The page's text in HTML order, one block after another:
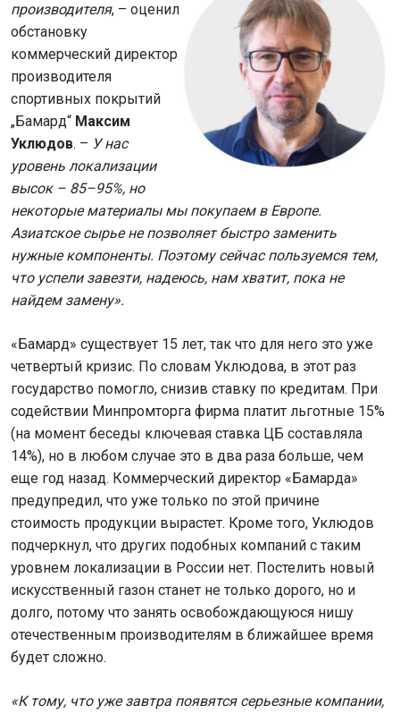
производителя, – оценил
обстановку
коммерческий директор
производителя
спортивных покрытий
„Бамард“ Максим
Уклюдов. – У нас
уровень локализации
высок – 85–95%, но
некоторые материалы мы покупаем в Европе.
Азиатское сырье не позволяет быстро заменить
нужные компоненты. Поэтому сейчас пользуемся тем,
что успели завезти, надеюсь, нам хватит, пока не
найдем замену».
«Бамард» существует 15 лет, так что для него это уже
четвертый кризис. По словам Уклюдова, в этот раз
государство помогло, снизив ставку по кредитам. При
содействии Минпромторга фирма платит льготные 15%
(на момент беседы ключевая ставка ЦБ составляла
14%), но в любом случае это в два раза больше, чем
еще год назад. Коммерческий директор «Бамарда»
предупредил, что уже только по этой причине
стоимость продукции вырастет. Кроме того, Уклюдов
подчеркнул, что других подобных компаний с таким
уровнем локализации в России нет. Постелить новый
искусственный газон станет не только дорого, но и
долго, потому что занять освобождающуюся нишу
отечественным производителям в ближайшее время
будет сложно.
«К тому, что уже завтра появятся серьезные компании,